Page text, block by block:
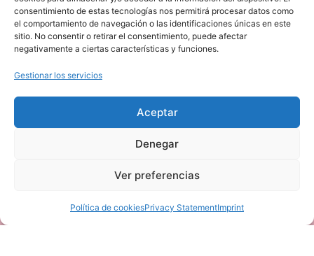
consentimiento de estas tecnologías nos permitirá procesar datos como
el comportamiento de navegación o las identificaciones únicas en este
sitio. No consentir o retirar el consentimiento, puede afectar
negativamente a ciertas características y funciones.
Gestionar los servicios
Aceptar
Denegar
Ver preferencias
Política de cookiesPrivacy StatementImprint
Política de cookies
Estoy de acuerdo